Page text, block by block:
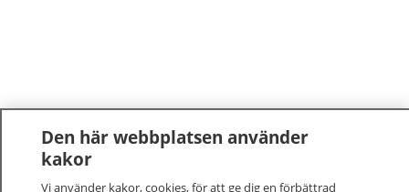
Den här webbplatsen använder
kakor
Vi använder kakor, cookies, för att ge dig en förbättrad